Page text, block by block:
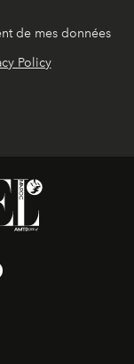
de mes données
Policy